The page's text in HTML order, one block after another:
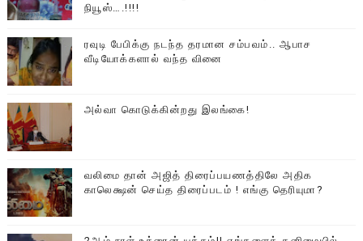
நியூஸ்….!!!!
ரவுடி பேபிக்கு நடந்த தரமான சம்பவம்.. ஆபாச
வீடியோக்களால் வந்த வினை
அல்வா கொடுக்கின்றது இலங்கை!
வலிமை தான் அஜித் திரைப்பயணத்திலே அதிக
காலெக்ஷன் செய்த திரைப்படம் ! எங்கு தெரியுமா?